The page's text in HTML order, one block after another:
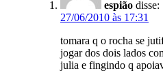
espião disse:
27/06/2010 às 17:31
tomara q o rocha se
jogar dos dois lados
julia e fingindo q